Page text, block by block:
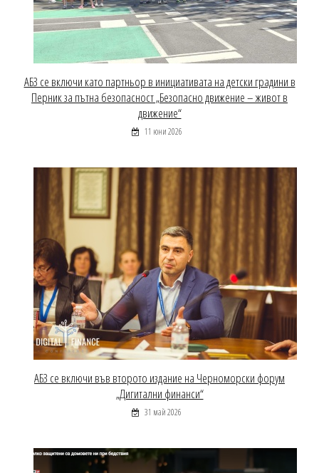
АБЗ се включи като партньор в инициативата на детски градини в
Перник за пътна безопасност „Безопасно движение – живот в
движение“
11 юни 2026
АБЗ се включи във второто издание на Черноморски форум
„Дигитални финанси“
31 май 2026